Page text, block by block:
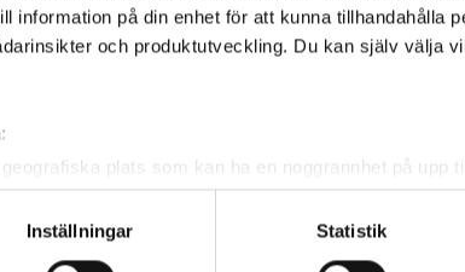
information på din enhet för att kunna tillhandahålla
och produktutveckling. Du kan själv välja
plats som kan ha en noggrannhet på upp
aktivt skanna den för specifika kännetecken
uppgifter behandlas och ställ in dina preferenser i
helst från cookie-förklaringen.
Inställningar Statistik